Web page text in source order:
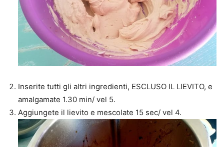
Inserite tutti gli altri ingredienti, ESCLUSO IL LIEVITO, e
amalgamate 1.30 min/ vel 5.
Aggiungete il lievito e mescolate 15 sec/ vel 4.